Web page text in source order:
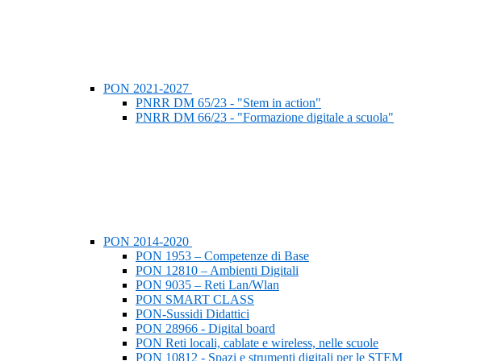
PON 2021-2027
PNRR DM 65/23 - "Stem in action"
PNRR DM 66/23 - "Formazione digitale a scuola"
PON 2014-2020
PON 1953 – Competenze di Base
PON 12810 – Ambienti Digitali
PON 9035 – Reti Lan/Wlan
PON SMART CLASS
PON-Sussidi Didattici
PON 28966 - Digital board
PON Reti locali, cablate e wireless, nelle scuole
PON 10812 - Spazi e strumenti digitali per le STEM